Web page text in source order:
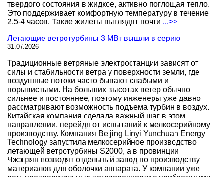
твердого состояния в жидкое, активно поглощая тепло.
Это поддерживает комфортную температуру в течение
2,5-4 часов. Такие жилеты выглядят почти ...>>
Летающие ветротурбины 3 МВт вышли в серию
31.07.2026
Традиционные ветряные электростанции зависят от
силы и стабильности ветра у поверхности земли, где
воздушные потоки часто бывают слабыми и
порывистыми. На больших высотах ветер обычно
сильнее и постояннее, поэтому инженеры уже давно
рассматривают возможность подъема турбин в воздух.
Китайская компания сделала важный шаг в этом
направлении, перейдя от испытаний к мелкосерийному
производству. Компания Beijing Linyi Yunchuan Energy
Technology запустила мелкосерийное производство
летающей ветротурбины S2000, а в провинции
Чжэцзян возводят отдельный завод по производству
материалов для оболочки аппарата. У компании уже